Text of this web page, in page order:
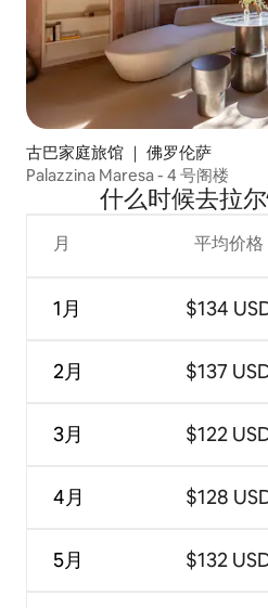
古巴家庭旅馆 ｜ 佛罗伦萨
Palazzina Maresa - 4 号阁楼
什么时候去拉
月
1月
2月
3月
4月
5月
平均价格
$134
$137
$122
$128
$132